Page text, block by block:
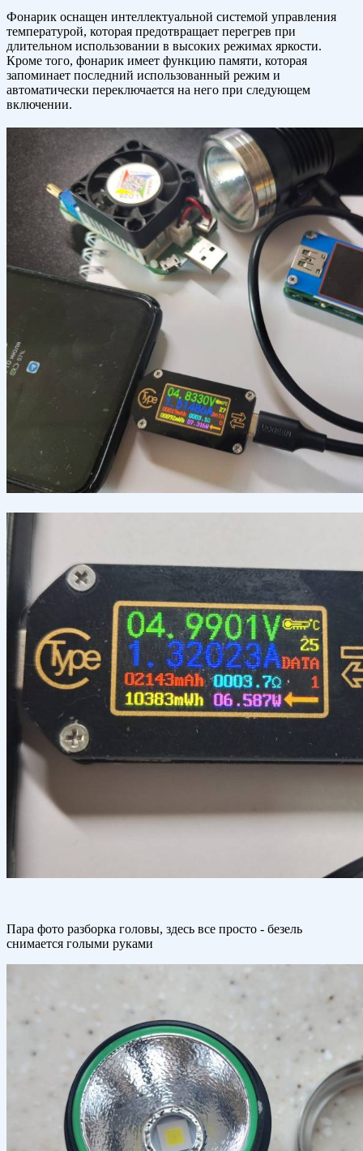
Фонарик оснащен интеллектуальной системой управления
температурой, которая предотвращает перегрев при
длительном использовании в высоких режимах яркости.
Кроме того, фонарик имеет функцию памяти, которая
запоминает последний использованный режим и
автоматически переключается на него при следующем
включении.
Пара фото разборка головы, здесь все просто - безель
снимается голыми руками